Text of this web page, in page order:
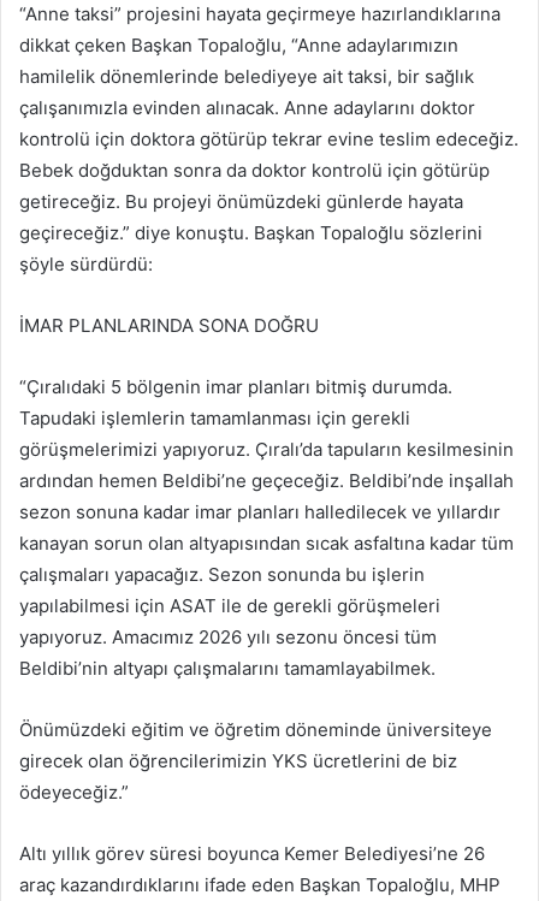
“Anne taksi” projesini hayata geçirmeye hazırlandıklarına
dikkat çeken Başkan Topaloğlu, “Anne adaylarımızın
hamilelik dönemlerinde belediyeye ait taksi, bir sağlık
çalışanımızla evinden alınacak. Anne adaylarını doktor
kontrolü için doktora götürüp tekrar evine teslim edeceğiz.
Bebek doğduktan sonra da doktor kontrolü için götürüp
getireceğiz. Bu projeyi önümüzdeki günlerde hayata
geçireceğiz.” diye konuştu. Başkan Topaloğlu sözlerini
şöyle sürdürdü:
İMAR PLANLARINDA SONA DOĞRU
“Çıralıdaki 5 bölgenin imar planları bitmiş durumda.
Tapudaki işlemlerin tamamlanması için gerekli
görüşmelerimizi yapıyoruz. Çıralı’da tapuların kesilmesinin
ardından hemen Beldibi’ne geçeceğiz. Beldibi’nde inşallah
sezon sonuna kadar imar planları halledilecek ve yıllardır
kanayan sorun olan altyapısından sıcak asfaltına kadar tüm
çalışmaları yapacağız. Sezon sonunda bu işlerin
yapılabilmesi için ASAT ile de gerekli görüşmeleri
yapıyoruz. Amacımız 2026 yılı sezonu öncesi tüm
Beldibi’nin altyapı çalışmalarını tamamlayabilmek.
Önümüzdeki eğitim ve öğretim döneminde üniversiteye
girecek olan öğrencilerimizin YKS ücretlerini de biz
ödeyeceğiz.”
Altı yıllık görev süresi boyunca Kemer Belediyesi’ne 26
araç kazandırdıklarını ifade eden Başkan Topaloğlu, MHP